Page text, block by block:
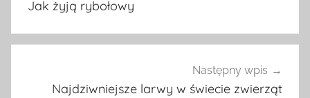
Jak żyją rybołowy
Następny wpis
Najdziwniejsze larwy w świecie zwierząt